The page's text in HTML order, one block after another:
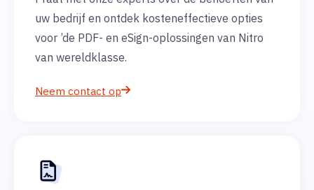
uw bedrijf en ontdek kosteneffectieve opties
voor ’de PDF- en eSign-oplossingen van Nitro
van wereldklasse.
Neem contact op